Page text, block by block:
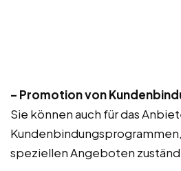
– Promotion von
Sie können auch für das
speziellen Angeboten